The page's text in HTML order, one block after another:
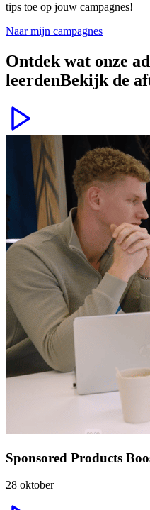
tips toe op jouw campagnes!
Naar mijn campagnes
Ontdek wat onze
leerdenBekijk de
Sponsored Products
28 oktober